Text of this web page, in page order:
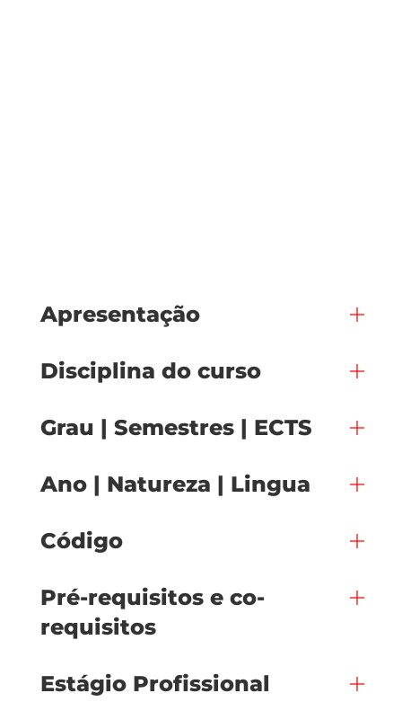
Apresentação
Disciplina do curso
Grau | Semestres | ECTS
Ano | Natureza | Lingua
Código
Pré-requisitos e co-
requisitos
Estágio Profissional